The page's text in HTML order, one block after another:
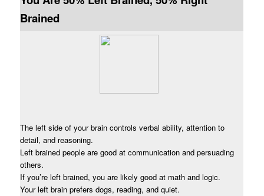
Brained
The left side of your brain controls verbal ability, attention to
detail, and reasoning.
Left brained people are good at communication and persuading
others.
If you’re left brained, you are likely good at math and logic.
Your left brain prefers dogs, reading, and quiet.